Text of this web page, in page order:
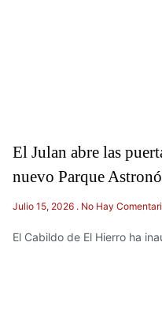
El Julan abre las
nuevo Parque
Julio 15, 2026 No Hay
El Cabildo de El Hierro ha